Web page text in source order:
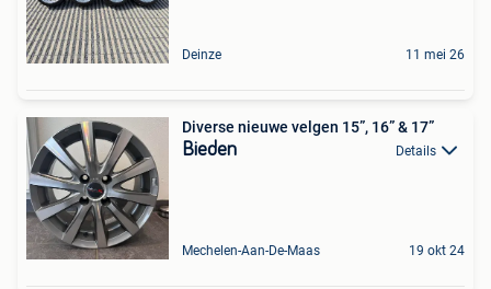
Deinze 11 mei 26
Diverse nieuwe velgen 15”, 16” & 17”
Bieden Details
Mechelen-Aan-De-Maas 19 okt 24